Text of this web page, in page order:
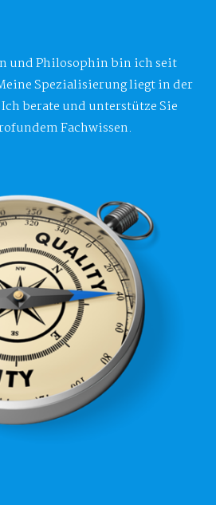
und Philosophin bin ich seit
Spezialisierung liegt in der
berate und unterstütze Sie
Fachwissen.